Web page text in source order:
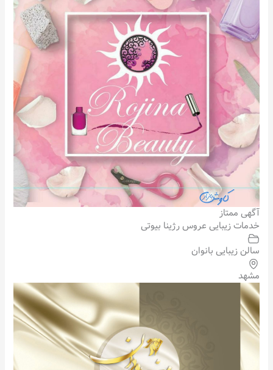
آگهی ممتاز
خدمات زیبایی عروس رژینا بیوتی
سالن زیبایی بانوان
مشهد